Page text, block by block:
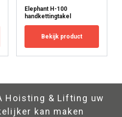
Elephant H-100
handkettingtakel
Bekijk product
Hoisting & Lifting uw
kan maken